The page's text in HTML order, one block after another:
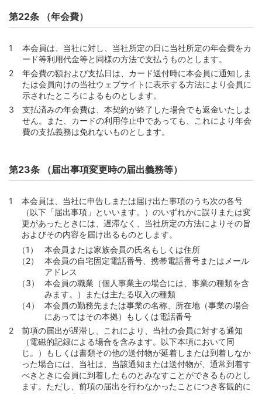
第22条 （年会費）
本会員は、当社に対し、当社所定の日に当社所定の年会費をカ
ード等利用代金等と同様の方法で支払うものとします。
年会費の額および支払日は、カード送付時に本会員に通知しま
たは会員向けの当社ウェブサイトに表示する方法により会員に
示されたところによるものとします。
支払済みの年会費は、本契約が終了した場合でも返金いたしま
せん。また、カードの利用停止中であっても、これにより年会
費の支払義務は免れないものとします。
第23条 （届出事項変更時の届出義務等）
本会員は、当社に申告しまたは届け出た事項のうち次の各号
（以下「届出事項」といいます。）のいずれかに誤りまたは変
更があったときには、遅滞なく、当社所定の方法によりその旨
およびその内容を届け出るものとします。
本会員または家族会員の氏名もしくは住所
本会員の自宅固定電話番号、携帯電話番号またはメール
アドレス
本会員の職業（個人事業主の場合には、事業の種類を含
みます。）または主たる収入の種類
本会員の勤務先または事業の名称、所在地（事業の場合
にあってはその本拠）もしくは電話番号
前項の届出が遅滞し、これにより、当社の会員に対する通知
（電磁的記録による場合を含みます。以下本項において同
じ。）もしくは書類その他の送付物が延着しまたは到着しなか
った場合には、当社は、当該通知または送付物が、通常到着す
べきときに会員に到着したものとみなすことができるものとし
ます。ただし、前項の届出を行わなかったことにつき客観的に